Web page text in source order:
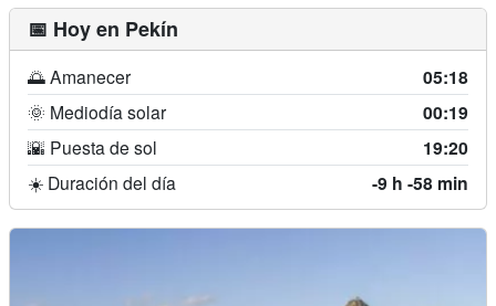
📅 Hoy en Pekín
🌅 Amanecer 05:18
🌞 Mediodía solar 00:19
🌇 Puesta de sol 19:20
☀️ Duración del día -9 h -58 min